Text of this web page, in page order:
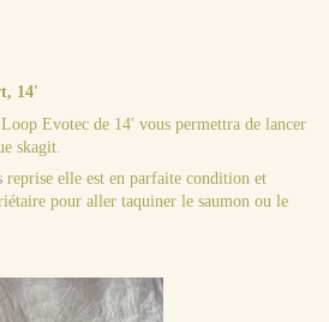
14'
Evotec de 14' vous permettra de lancer
skagit.
reprise elle est en parfaite condition et
pour aller taquiner le saumon ou le